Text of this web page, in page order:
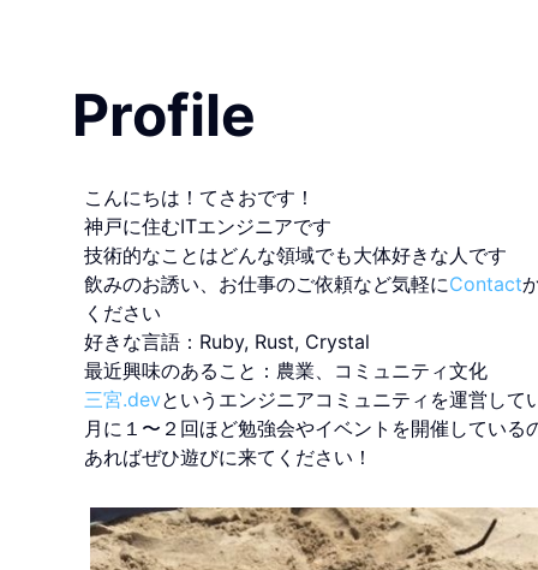
Profile
こんにちは！てさおです！
神戸に住むITエンジニアです
技術的なことはどんな領域でも大体好きな人です
飲みのお誘い、お仕事のご依頼など気軽にContact
ください
好きな言語：Ruby, Rust, Crystal
最近興味のあること：農業、コミュニティ文化
三宮.devというエンジニアコミュニティを運営して
月に１〜２回ほど勉強会やイベントを開催している
あればぜひ遊びに来てください！